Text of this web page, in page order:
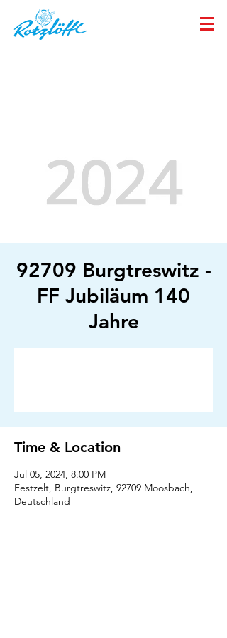
92709 Burgtreswitz -
FF Jubiläum 140
Jahre
Time & Location
Jul 05, 2024, 8:00 PM
Festzelt, Burgtreswitz, 92709 Moosbach,
Deutschland